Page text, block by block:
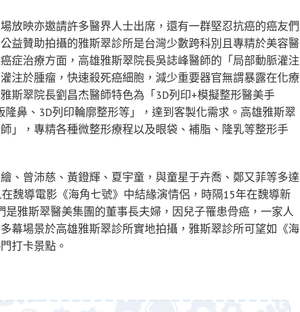
放映亦邀請許多醫界人士出席，還有一群堅忍抗癌的癌友們
益贊助拍攝的雅斯翠診所是台灣少數跨科別且專精於美容醫
症治療方面，高雄雅斯翠院長吳誌峰醫師的「局部動脈灌注
注於腫瘤，快速殺死癌細胞，減少重要器官無謂暴露在化療
斯翠院長劉昌杰醫師特色為「3D列印+模擬整形醫美手
鼻、3D列印輪廓整形等」，達到客製化需求。高雄雅斯翠
」，專精各種微整形療程以及眼袋、補脂、隆乳等整形手
、曾沛慈、黃鐙輝、夏宇童，與童星于卉喬、鄭又菲等多達
魏導電影《海角七號》中結緣演情侶，時隔15年在魏導新
是雅斯翠醫美集團的董事長夫婦，因兒子罹患骨癌，一家人
幕場景於高雄雅斯翠診所實地拍攝，雅斯翠診所可望如《海
打卡景點。